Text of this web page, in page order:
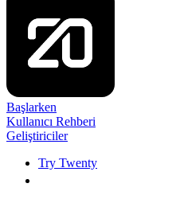
Başlarken
Kullanıcı Rehberi
Geliştiriciler
Try Twenty